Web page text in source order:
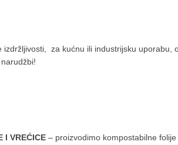
izdržljivosti, za kućnu ili industrijsku uporabu,
I VREĆICE – proizvodimo kompostabilne folije